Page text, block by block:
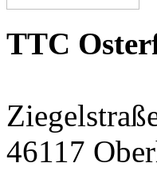
TTC
46117